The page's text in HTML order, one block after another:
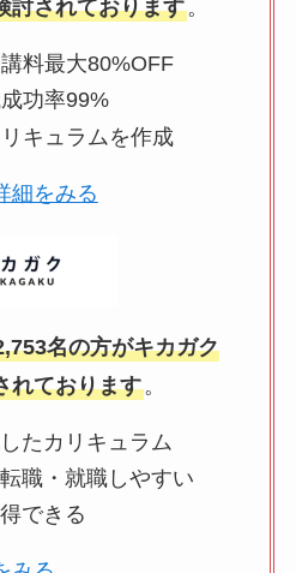
討されております。
料最大80%OFF
成功率99%
キュラムを作成
細をみる
名の方がキカガク
れております。
たカリキュラム
職・就職しやすい
できる